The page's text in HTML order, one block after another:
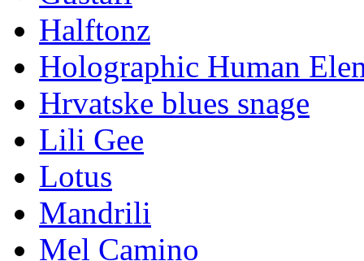
Halftonz
Holographic Human
Hrvatske blues snage
Lili Gee
Lotus
Mandrili
Mel Camino